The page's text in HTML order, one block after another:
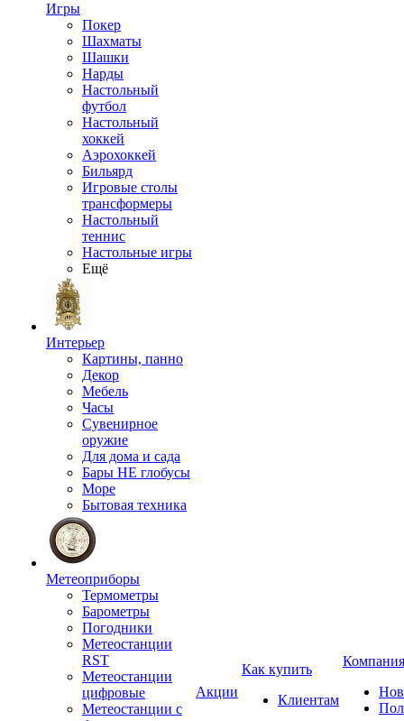
Игры
Покер
Шахматы
Шашки
Нарды
Настольный
футбол
Настольный
хоккей
Аэрохоккей
Бильярд
Игровые столы
трансформеры
Настольный
теннис
Настольные игры
Ещё
Интерьер
Картины, панно
Декор
Мебель
Часы
Сувенирное
оружие
Для дома и сада
Бары НЕ глобусы
Море
Бытовая техника
Метеоприборы
Термометры
Барометры
Погодники
Метеостанции
RST
Метеостанции
цифровые
Метеостанции с
Акции
Как купить
Клиентам
Компания